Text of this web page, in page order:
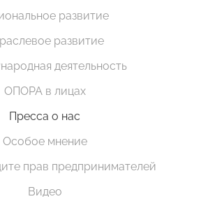
развитие
развитие
деятельность
ОПОРА в лицах
Пресса о нас
Особое мнение
прав предпринимателей
Видео